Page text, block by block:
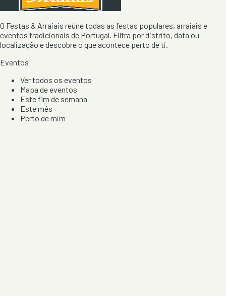
O Festas & Arraiais reúne todas as festas populares, arraiais e
eventos tradicionais de Portugal. Filtra por distrito, data ou
localização e descobre o que acontece perto de ti.
Eventos
Ver todos os eventos
Mapa de eventos
Este fim de semana
Este mês
Perto de mim